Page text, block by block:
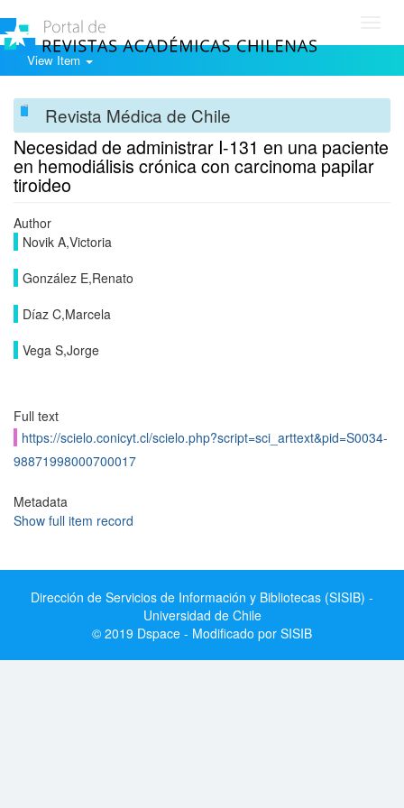
View Item
Revista Médica de Chile
Necesidad de administrar I-131 en una paciente
en hemodiálisis crónica con carcinoma papilar
tiroideo
Author
Novik A,Victoria
González E,Renato
Díaz C,Marcela
Vega S,Jorge
Full text
https://scielo.conicyt.cl/scielo.php?script=sci_arttext&pid=S0034-
98871998000700017
Metadata
Show full item record
Dirección de Servicios de Información y Bibliotecas (SISIB) -
Universidad de Chile
© 2019 Dspace - Modificado por SISIB